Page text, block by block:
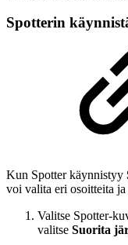
Spotterin
Kun Spotter käynnistyy
voi valita eri osoitteita
Valitse Spotter-
valitse Suorita